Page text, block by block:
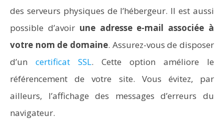
des serveurs physiques de l’hébergeur. Il est aussi
possible d’avoir une adresse e-mail associée à
votre nom de domaine. Assurez-vous de disposer
d’un certificat SSL. Cette option améliore le
référencement de votre site. Vous évitez, par
ailleurs, l’affichage des messages d’erreurs du
navigateur.